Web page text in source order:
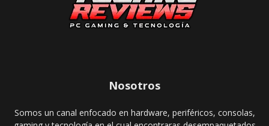
Nosotros
Somos un canal enfocado en hardware, periféricos, consolas,